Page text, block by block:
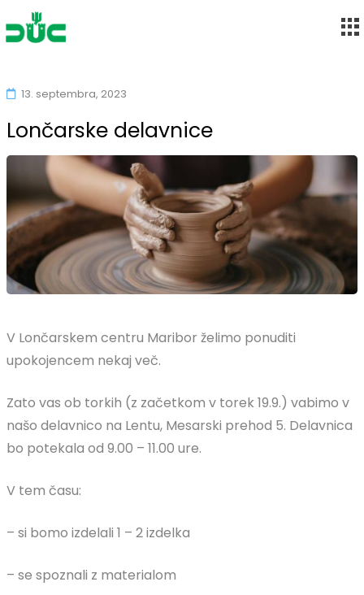
to
Društvo upokojencev Maribor-Center
13. septembra, 2023
Lončarske delavnice
V Lončarskem centru Maribor želimo ponuditi
upokojencem nekaj več.
Zato vas ob torkih (z začetkom v torek 19.9.) vabimo v
našo delavnico na Lentu, Mesarski prehod 5. Delavnica
bo potekala od 9.00 – 11.00 ure.
V tem času:
– si bomo izdelali 1 – 2 izdelka
– se spoznali z materialom